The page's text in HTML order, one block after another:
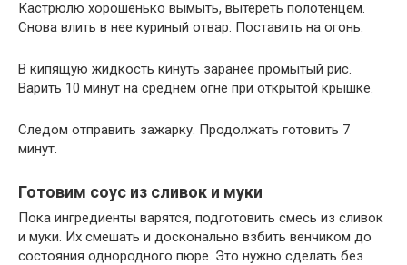
Кастрюлю хорошенько вымыть, вытереть полотенцем.
Снова влить в нее куриный отвар. Поставить на огонь.
В кипящую жидкость кинуть заранее промытый рис.
Варить 10 минут на среднем огне при открытой крышке.
Следом отправить зажарку. Продолжать готовить 7
минут.
Готовим соус из сливок и муки
Пока ингредиенты варятся, подготовить смесь из сливок
и муки. Их смешать и досконально взбить венчиком до
состояния однородного пюре. Это нужно сделать без